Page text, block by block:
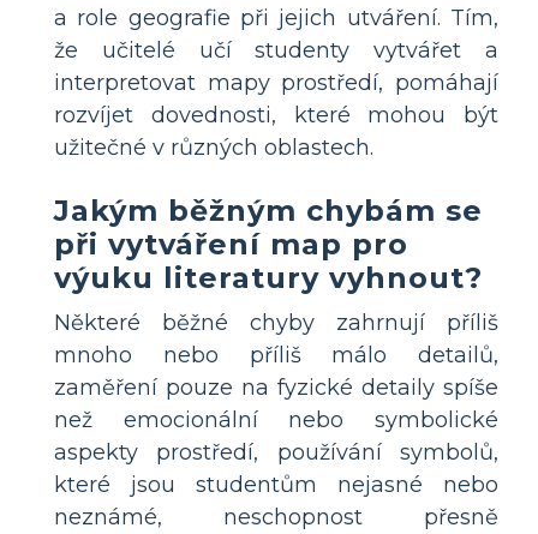
a role geografie při jejich utváření. Tím,
že učitelé učí studenty vytvářet a
interpretovat mapy prostředí, pomáhají
rozvíjet dovednosti, které mohou být
užitečné v různých oblastech.
Jakým běžným chybám se
při vytváření map pro
výuku literatury vyhnout?
Některé běžné chyby zahrnují příliš
mnoho nebo příliš málo detailů,
zaměření pouze na fyzické detaily spíše
než emocionální nebo symbolické
aspekty prostředí, používání symbolů,
které jsou studentům nejasné nebo
neznámé, neschopnost přesně